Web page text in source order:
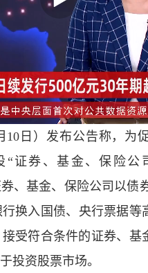
10日）发布公告称，为
“证券、基金、保险公
、基金、保险公司以债
换入国债、央行票据等
受符合条件的证券、
投资股票市场。